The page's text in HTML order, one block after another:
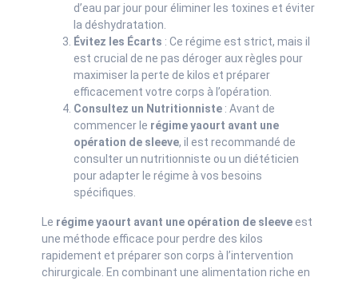
d’eau par jour pour éliminer les toxines et éviter
la déshydratation.
Évitez les Écarts : Ce régime est strict, mais il
est crucial de ne pas déroger aux règles pour
maximiser la perte de kilos et préparer
efficacement votre corps à l’opération.
Consultez un Nutritionniste : Avant de
commencer le régime yaourt avant une
opération de sleeve, il est recommandé de
consulter un nutritionniste ou un diététicien
pour adapter le régime à vos besoins
spécifiques.
Le régime yaourt avant une opération de sleeve est
une méthode efficace pour perdre des kilos
rapidement et préparer son corps à l’intervention
chirurgicale. En combinant une alimentation riche en